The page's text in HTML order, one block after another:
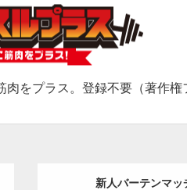
をプラス。登録不要（著作権
新人バーテンマッ